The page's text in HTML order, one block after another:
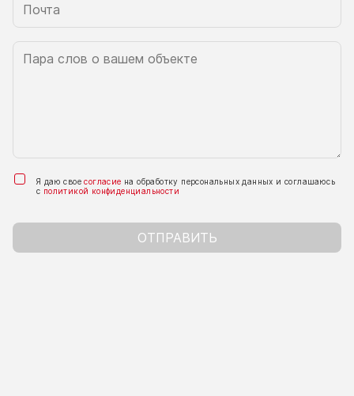
Я даю своесогласие на обработку персональных данных и соглашаюсь
с политикой конфиденциальности
ОТПРАВИТЬ